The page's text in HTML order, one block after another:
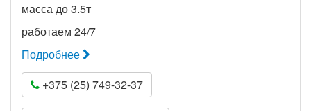
масса до 3.5т
работаем 24/7
Подробнее
+375 (25) 749-32-37